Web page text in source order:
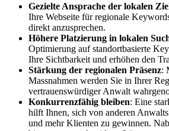
Gezielte Ansprache der lokalen
Ihre Webseite für regionale
direkt anzusprechen.
Höhere Platzierung in lokalen
Optimierung auf standortbasierte
Ihre Sichtbarkeit und erhöhen den
Stärkung der regionalen Präsenz:
Massnahmen werden Sie in Ihrer
vertrauenswürdiger Anwalt
Konkurrenzfähig bleiben: Eine
hilft Ihnen, sich von anderen
und mehr Klienten zu gewinnen.